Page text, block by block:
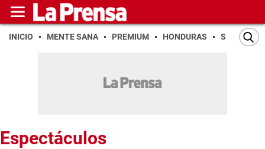
INICIO MENTE SANA PREMIUM HONDURAS SAN PEDRO
Espectáculos